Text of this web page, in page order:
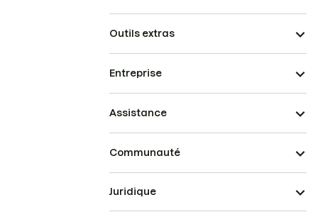
Outils extras
Entreprise
Assistance
Communauté
Juridique